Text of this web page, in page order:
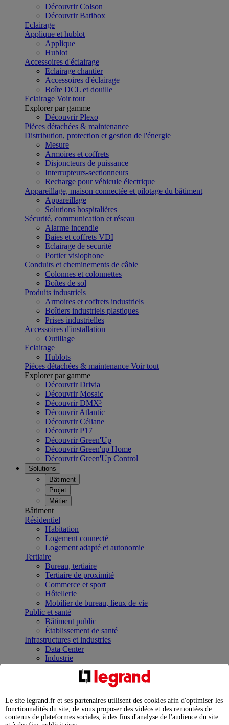
Découvrir Colson
Découvrir Batibox
Eclairage
Applique et hublot
Applique
Hublot
Accessoires d'éclairage
Eclairage chantier
Accessoires d'éclairage
Boîte DCL et douille
Eclairage Voir tout
Explorer par gamme
Découvrir Plexo
Pièces détachées & maintenance
Distribution, protection et gestion de l'énergie
Mesure
Armoires et coffrets
Disjoncteurs de puissance
Interrupteurs-sectionneurs
Recharge pour véhicule électrique
Appareillage, maison connectée et pilotage du bâtiment
Appareillage
Solutions hospitalières
Sécurité, communication et réseau
Alarme incendie
Baies et coffrets VDI
Eclairage de securité
Portier visiophone
Conduits et cheminements de câble
Colonnes et colonnettes
Boîtes de sol
Produits industriels
Armoires et coffrets industriels
Boîtiers industriels plastiques
Prises industrielles
Accessoires d'installation
Outillage
Eclairage
Hublots
Pièces détachées & maintenance Voir tout
Explorer par gamme
Découvrir Drivia
Découvrir Mosaic
Découvrir DMX³
Découvrir Atlantic
Découvrir Céliane
Découvrir P17
Découvrir Green'Up
Découvrir Green'up Home
Découvrir Green'Up Control
Solutions
Bâtiment
Projet
Métier
Bâtiment
Résidentiel
Habitation
Logement connecté
Logement adapté et autonomie
Tertiaire
Bureau, tertiaire
Tertiaire de proximité
Commerce et sport
Hôtellerie
Mobilier de bureau, lieux de vie
Public et santé
Bâtiment public
Établissement de santé
Infrastructures et industries
Data Center
Industrie
Infrastructures
Contrôler et planifier le fonctionnement des appareils
Répartir et optimiser son tableau électrique
Legrand Data Center Solutions : concentrer les
expertises au service de vos performances
Le site legrand.fr et ses partenaires utilisent des cookies afin d'optimiser les
fonctionnalités du site, de vous proposer des vidéos et des remontées de
contenus de plateformes sociales, à des fins d'analyse de l'audience du site